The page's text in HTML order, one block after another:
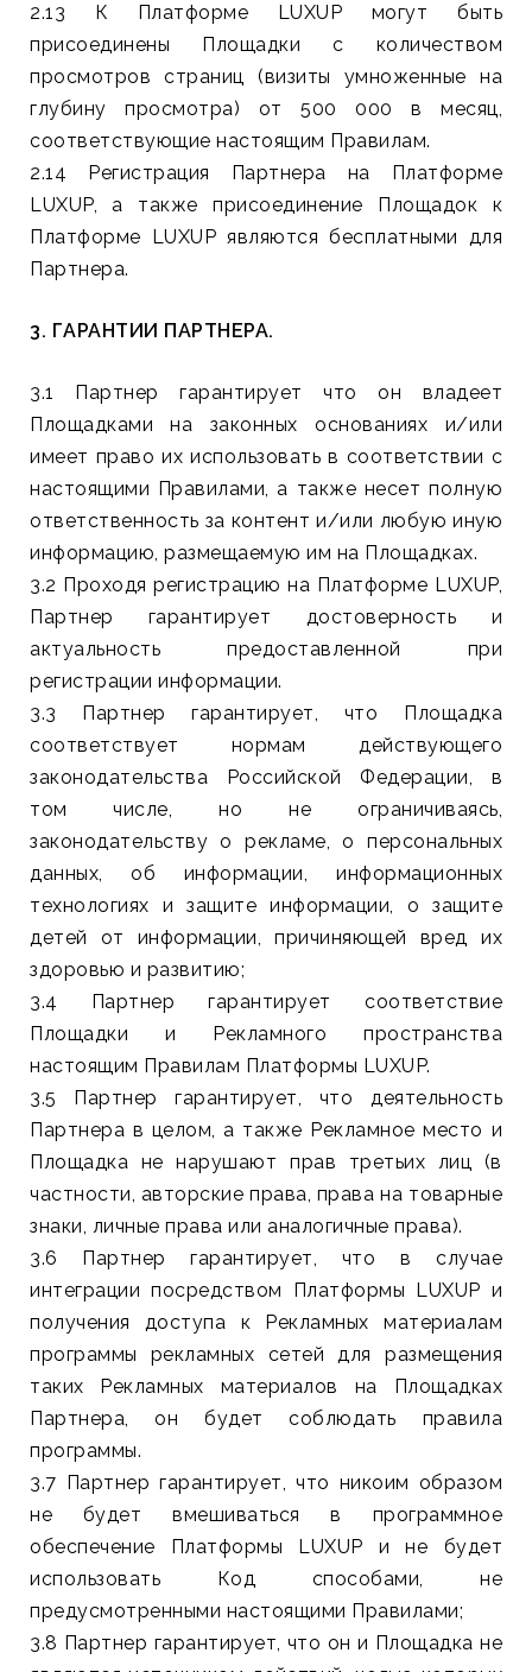
2.13 К Платформе LUXUP могут быть
присоединены Площадки с количеством
просмотров страниц (визиты умноженные на
глубину просмотра) от 500 000 в месяц,
соответствующие настоящим Правилам.
2.14 Регистрация Партнера на Платформе
LUXUP, а также присоединение Площадок к
Платформе LUXUP являются бесплатными для
Партнера.
3. ГАРАНТИИ ПАРТНЕРА.
3.1 Партнер гарантирует что он владеет
Площадками на законных основаниях и/или
имеет право их использовать в соответствии с
настоящими Правилами, а также несет полную
ответственность за контент и/или любую иную
информацию, размещаемую им на Площадках.
3.2 Проходя регистрацию на Платформе LUXUP,
Партнер гарантирует достоверность и
актуальность предоставленной при
регистрации информации.
3.3 Партнер гарантирует, что Площадка
соответствует нормам действующего
законодательства Российской Федерации, в
том числе, но не ограничиваясь,
законодательству о рекламе, о персональных
данных, об информации, информационных
технологиях и защите информации, о защите
детей от информации, причиняющей вред их
здоровью и развитию;
3.4 Партнер гарантирует соответствие
Площадки и Рекламного пространства
настоящим Правилам Платформы LUXUP.
3.5 Партнер гарантирует, что деятельность
Партнера в целом, а также Рекламное место и
Площадка не нарушают прав третьих лиц (в
частности, авторские права, права на товарные
знаки, личные права или аналогичные права).
3.6 Партнер гарантирует, что в случае
интеграции посредством Платформы LUXUP и
получения доступа к Рекламных материалам
программы рекламных сетей для размещения
таких Рекламных материалов на Площадках
Партнера, он будет соблюдать правила
программы.
3.7 Партнер гарантирует, что никоим образом
не будет вмешиваться в программное
обеспечение Платформы LUXUP и не будет
использовать Код способами, не
предусмотренными настоящими Правилами;
3.8 Партнер гарантирует, что он и Площадка не